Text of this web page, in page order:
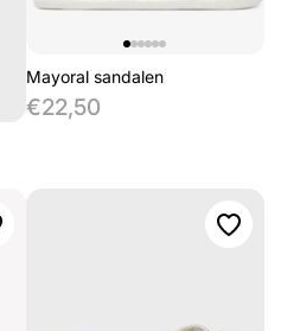
Mayoral sandalen
€22,50